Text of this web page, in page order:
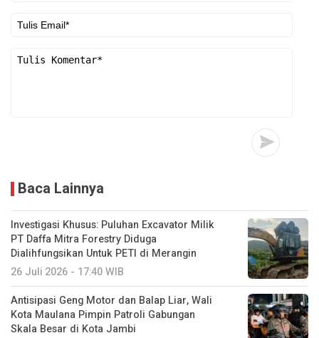
Baca Lainnya
Investigasi Khusus: Puluhan Excavator Milik
PT Daffa Mitra Forestry Diduga
Dialihfungsikan Untuk PETI di Merangin
26 Juli 2026 - 17:40 WIB
Antisipasi Geng Motor dan Balap Liar, Wali
Kota Maulana Pimpin Patroli Gabungan
Skala Besar di Kota Jambi